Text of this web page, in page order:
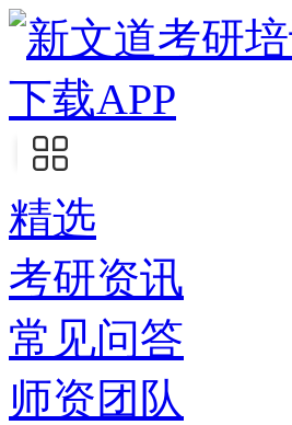
下载APP
精选
考研资讯
常见问答
师资团队